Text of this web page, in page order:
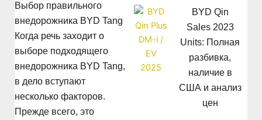
Выбор правильного
внедорожника BYD Tang
Когда речь заходит о
выборе подходящего
внедорожника BYD Tang,
в дело вступают
несколько факторов.
Прежде всего, это
BYD Qin
Sales 2023
Units: Полная
разбивка,
наличие в
США и анализ
цен